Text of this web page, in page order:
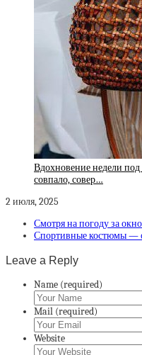
Вдохновение недели
совпало, совер…
2 июля, 2025
Смотря на погоду за
Спортивные костюмы —
Leave a Reply
Name (required)
Mail (required)
Website